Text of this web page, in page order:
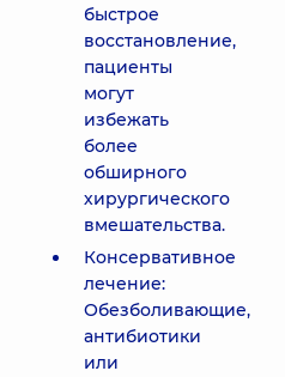
быстрое
восстановление,
пациенты
могут
избежать
более
обширного
хирургического
вмешательства.
Консервативное
лечение:
Обезболивающие,
антибиотики
или